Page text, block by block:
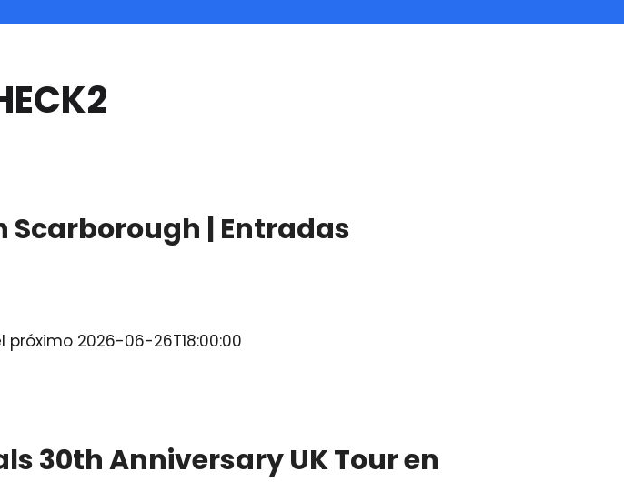
Scarborough | Entradas
próximo 2026-06-26T18:00:00
30th Anniversary UK Tour en